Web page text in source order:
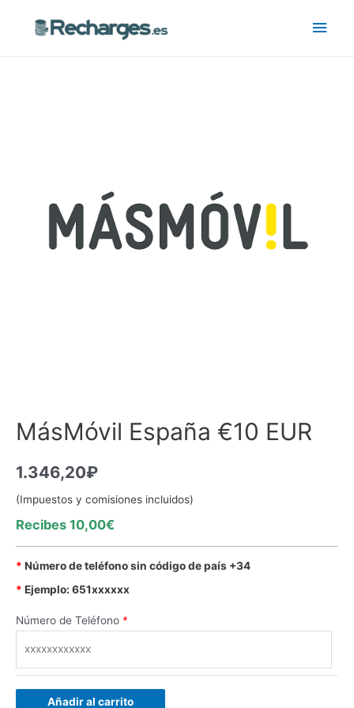
MásMóvil España €10 EUR
1.346,20₽
(Impuestos y comisiones incluidos)
Recibes 10,00€
* Número de teléfono sin código de país +34
* Ejemplo: 651xxxxxx
Número de Teléfono *
Añadir al carrito